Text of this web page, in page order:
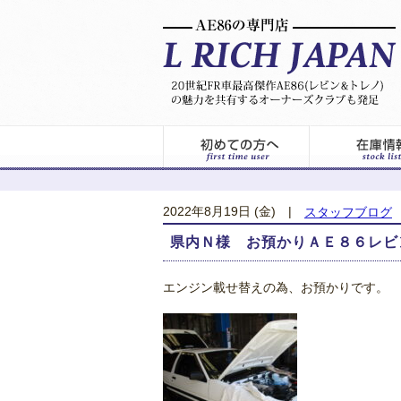
2022年8月19日 (金) スタッフブログ
県内Ｎ様 お預かりＡＥ８６レビ
エンジン載せ替えの為、お預かりです。